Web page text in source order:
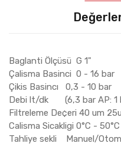
Baglanti Ölçüsü G 1"
Çalisma Basinci 0 - 16 bar
Çikis Basincı 0,3 - 10 bar
Debi lt/dk (6,3 bar AP: 1
Filtreleme De¢eri 40 um
Calisma Sicakligi 0°C - 50°C
Tahliye sekli Manuel/